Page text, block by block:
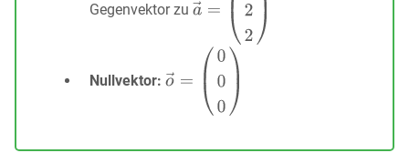
Gegenvektor zu
Nullvektor: